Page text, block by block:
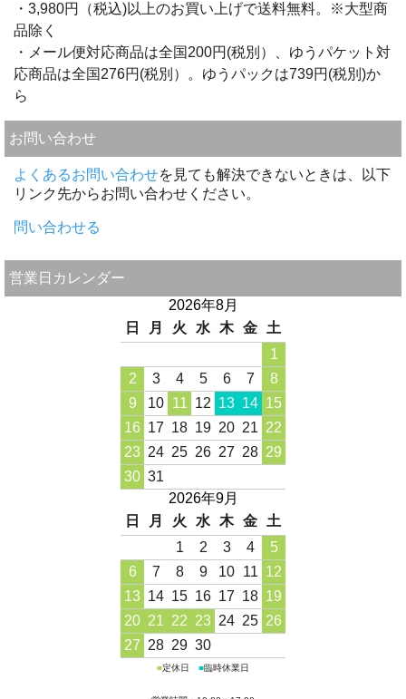
・3,980円（税込)以上のお買い上げで送料無料。※大型商
品除く
・メール便対応商品は全国200円(税別）、ゆうパケット対
応商品は全国276円(税別）。ゆうパックは739円(税別)か
ら
お問い合わせ
よくあるお問い合わせを見ても解決できないときは、以下
リンク先からお問い合わせください。
問い合わせる
営業日カレンダー
2026年8月
日
月 火 水 木 金
土
1
2
3 4 5 6 7
8
9
10 11 12 13 14 15
16 17 18 19 20 21 22
23 24 25 26 27 28 29
30 31
2026年9月
日
月 火 水 木 金
土
1
2 3 4
5
6
7 8 9 10 11 12
13 14 15 16 17 18 19
20 21 22 23 24 25 26
27 28 29 30
■定休日 ■臨時休業日